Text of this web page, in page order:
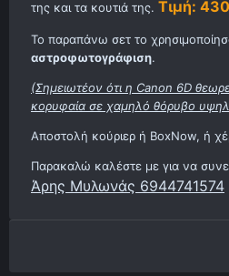
της και τα κουτιά της. Τιμή:
Το παραπάνω σετ το
αστροφωτογράφιση.
(Σημειωτέον ότι η Canon 6D
κορυφαία σε χαμηλό θόρυβο
Αποστολή κούριερ ή BoxNow, ή
Παρακαλώ καλέστε με για να
Άρης Μυλωνάς 6944741574